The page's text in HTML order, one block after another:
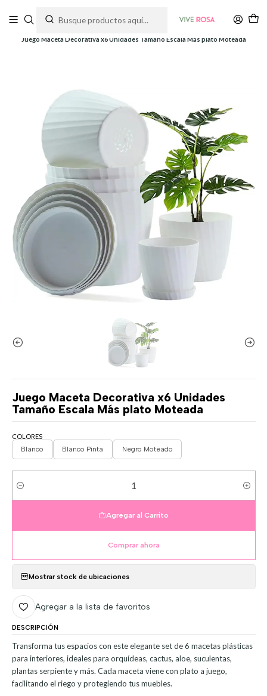
Juego Maceta Decorativa x6 Unidades Tamaño Escala Más plato Moteada
Juego Maceta Decorativa x6 Unidades
Tamaño Escala Más plato Moteada
COLORES
Blanco Blanco Pinta Negro Moteado
Cantidad
Agregar al Carrito
Comprar ahora
Mostrar stock de ubicaciones
Agregar a la lista de favoritos
DESCRIPCIÓN
Transforma tus espacios con este elegante set de 6 macetas plásticas
para interiores, ideales para orquídeas, cactus, aloe, suculentas,
plantas serpiente y más. Cada maceta viene con plato a juego,
facilitando el riego y protegiendo tus muebles.